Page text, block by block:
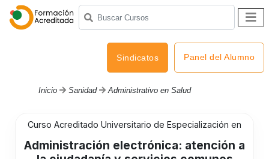
Sindicatos Panel del Alumno
Inicio Sanidad Administrativo en Salud
Curso Acreditado Universitario de Especialización en
Administración electrónica: atención a